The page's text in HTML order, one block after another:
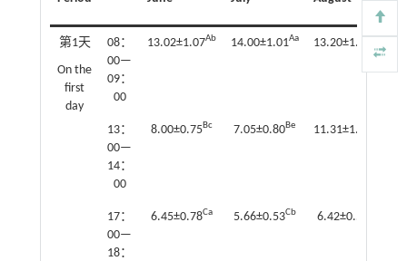
第1天
On the
first
day
08：
00—
09：
00
13.02±1.07Ab 14.00±1.01Aa 13.20±1.15 Ab
13：
00—
14：
00
8.00±0.75Bc 7.05±0.80Be 11.31±1.08
17：
00—
18：
6.45±0.78Ca 5.66±0.53Cb 6.42±0.59